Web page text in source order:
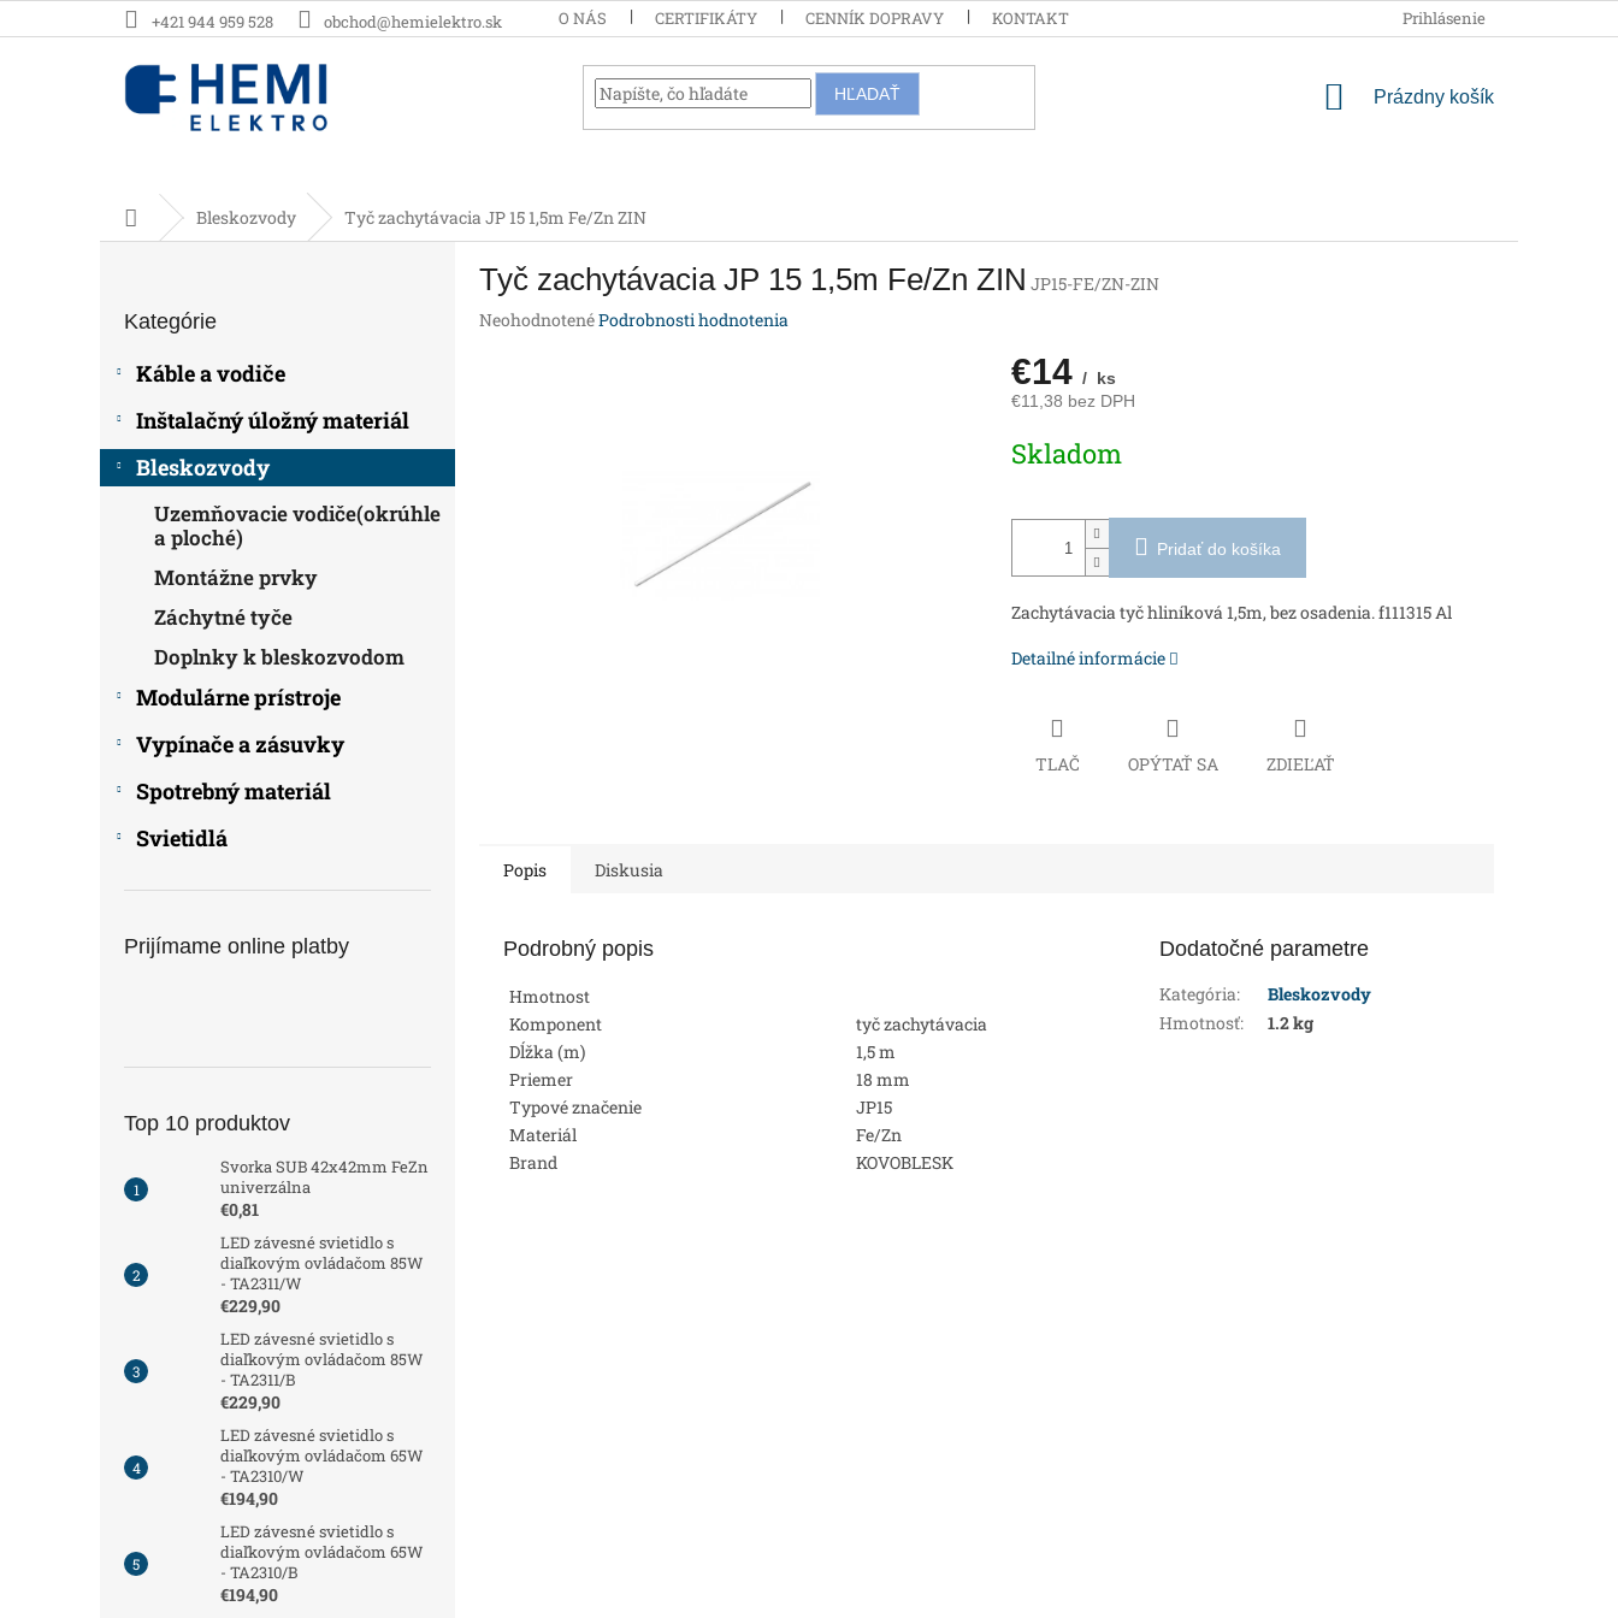
na
+421 944 959 528 obchod@hemielektro.sk O NÁS CERTIFIKÁTY CENNÍK DOPRAVY KONTAKT PODMIENKY OCHRANY
Prihlásenie
HĽADAŤ
NÁKUPNÝ
Prázdny košík
DomovBleskozvody Tyč zachytávacia JP 15 1,5m Fe/Zn ZIN
l
kategórie
Kategórie
Káble a vodiče
Inštalačný úložný materiál
Bleskozvody
Uzemňovacie vodiče(okrúhle
a ploché)
Montážne prvky
Záchytné tyče
Doplnky k bleskozvodom
Modulárne prístroje
Vypínače a zásuvky
Spotrebný materiál
Svietidlá
Prijímame online platby
Top 10 produktov
Svorka SUB 42x42mm FeZn
univerzálna
€0,81
LED závesné svietidlo s
diaľkovým ovládačom 85W
- TA2311/W
€229,90
LED závesné svietidlo s
diaľkovým ovládačom 85W
- TA2311/B
€229,90
LED závesné svietidlo s
diaľkovým ovládačom 65W
- TA2310/W
€194,90
LED závesné svietidlo s
diaľkovým ovládačom 65W
- TA2310/B
€194,90
Tyč zachytávacia JP 15 1,5m Fe/Zn ZIN JP15-FE/ZN-ZIN
Priemerné
NeohodnotenéPodrobnosti hodnotenia
€14 / ks
€11,38 bez DPH
cena:
Skladom
Pridať do košíka
Zachytávacia tyč hliníková 1,5m, bez osadenia. f111315 Al
Detailné informácie
TLAČ OPÝTAŤ SA ZDIEĽAŤ
Popis Diskusia
Podrobný popis
Hmotnost
Komponent
tyč zachytávacia
Dĺžka (m)
1,5 m
Priemer
18 mm
Typové značenie
JP15
Materiál
Fe/Zn
Brand
KOVOBLESK
Dodatočné parametre
Kategória:
Bleskozvody
Hmotnosť: 1.2 kg